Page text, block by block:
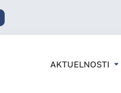
AKTUELNOSTI